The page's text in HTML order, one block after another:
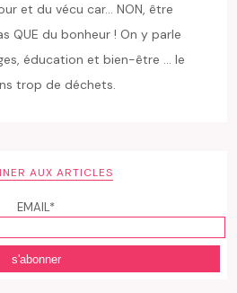
et du vécu car... NON, être
QUE du bonheur ! On y parle
éducation et bien-être ... le
trop de déchets.
AUX ARTICLES
EMAIL*